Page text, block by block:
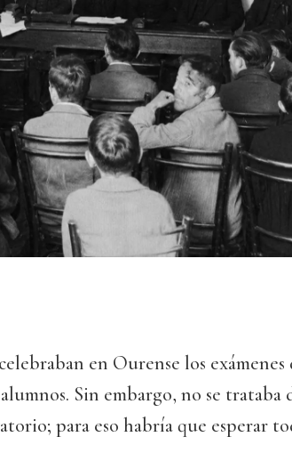
en Ourense los exámenes
Sin embargo, no se trataba
para eso habría que esperar